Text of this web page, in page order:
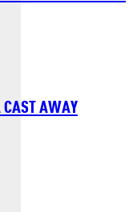
CAST AWAY